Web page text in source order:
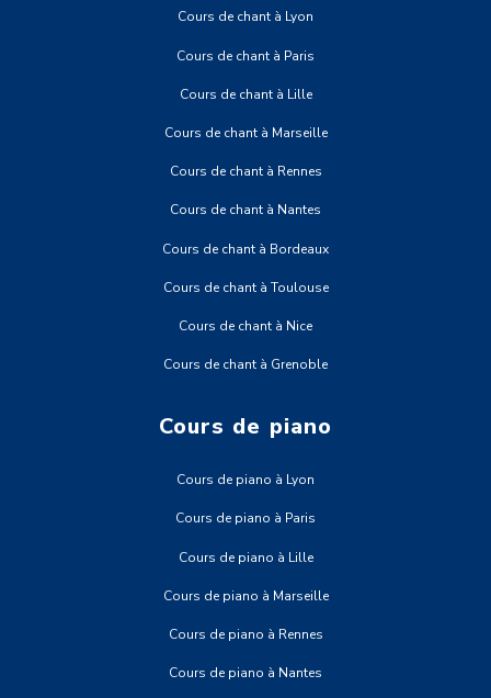
Cours de chant à Lyon
Cours de chant à Paris
Cours de chant à Lille
Cours de chant à Marseille
Cours de chant à Rennes
Cours de chant à Nantes
Cours de chant à Bordeaux
Cours de chant à Toulouse
Cours de chant à Nice
Cours de chant à Grenoble
Cours de piano
Cours de piano à Lyon
Cours de piano à Paris
Cours de piano à Lille
Cours de piano à Marseille
Cours de piano à Rennes
Cours de piano à Nantes